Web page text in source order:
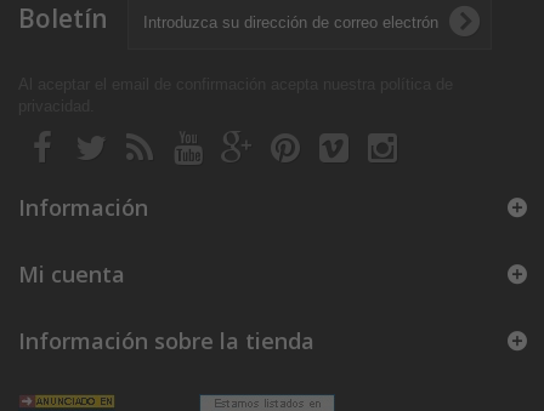
Boletín
Información
Mi cuenta
Información sobre la tienda